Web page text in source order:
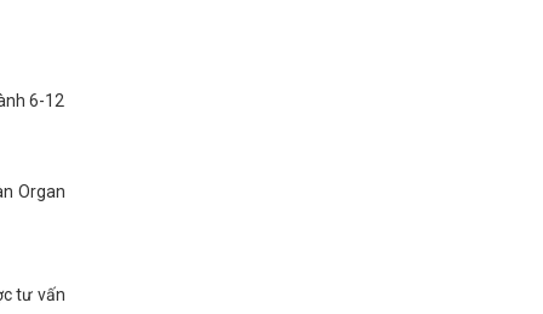
6-12
Organ
tư vấn